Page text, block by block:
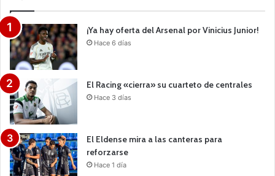
¡Ya hay oferta del Arsenal por Vinicius Junior!
Hace 6 días
El Racing «cierra» su cuarteto de centrales
Hace 3 días
El Eldense mira a las canteras para
reforzarse
Hace 1 día